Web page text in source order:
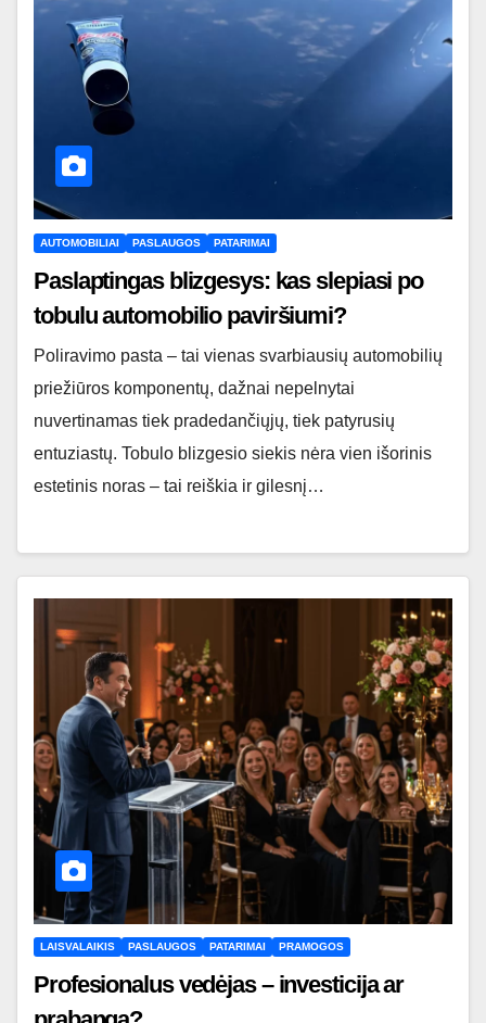
AUTOMOBILIAI PASLAUGOS PATARIMAI
Paslaptingas blizgesys: kas slepiasi po
tobulu automobilio paviršiumi?
Poliravimo pasta – tai vienas svarbiausių automobilių
priežiūros komponentų, dažnai nepelnytai
nuvertinamas tiek pradedančiųjų, tiek patyrusių
entuziastų. Tobulo blizgesio siekis nėra vien išorinis
estetinis noras – tai reiškia ir gilesnį…
LAISVALAIKIS PASLAUGOS PATARIMAI PRAMOGOS
Profesionalus vedėjas – investicija ar